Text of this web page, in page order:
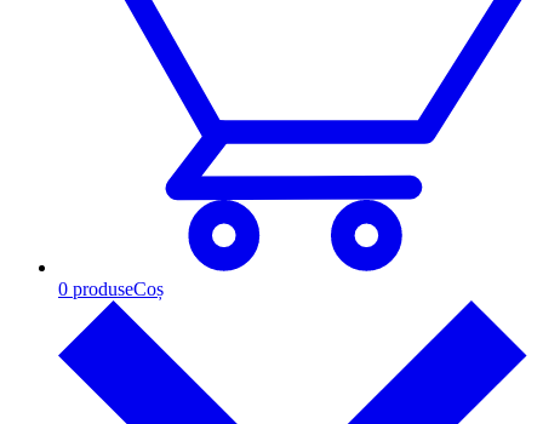
0 produseCoș